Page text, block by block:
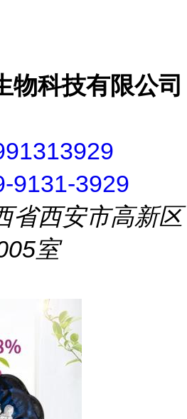
物科技有限公司
9131-3929
省西安市高新区
室